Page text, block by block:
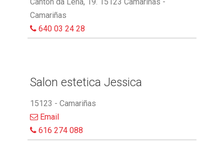
Camariñas
640 03 24 28
Salon estetica Jessica
15123 - Camariñas
Email
616 274 088